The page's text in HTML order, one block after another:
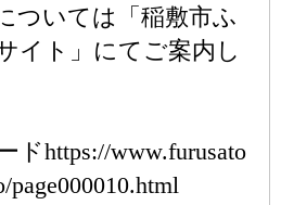
ついては「稲敷市ふ
イト」にてご案内し
ドhttps://www.furusato